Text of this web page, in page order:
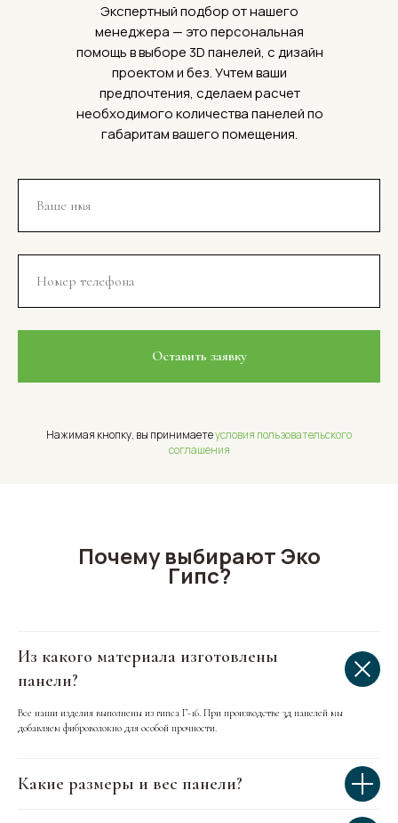
Экспертный подбор от нашего
менеджера — это персональная
помощь в выборе 3D панелей, с дизайн
проектом и без. Учтем ваши
предпочтения, сделаем расчет
необходимого количества панелей по
габаритам вашего помещения.
Оставить заявку
Нажимая кнопку, вы принимаетеусловия пользовательского
соглашения
Почему выбирают Эко
Гипс?
Из какого материала изготовлены
панели?
Все наши изделия выполнены из гипса Г-16. При производстве 3д панелей мы
добавляем фиброволокно для особой прочности.
Какие размеры и вес панели?